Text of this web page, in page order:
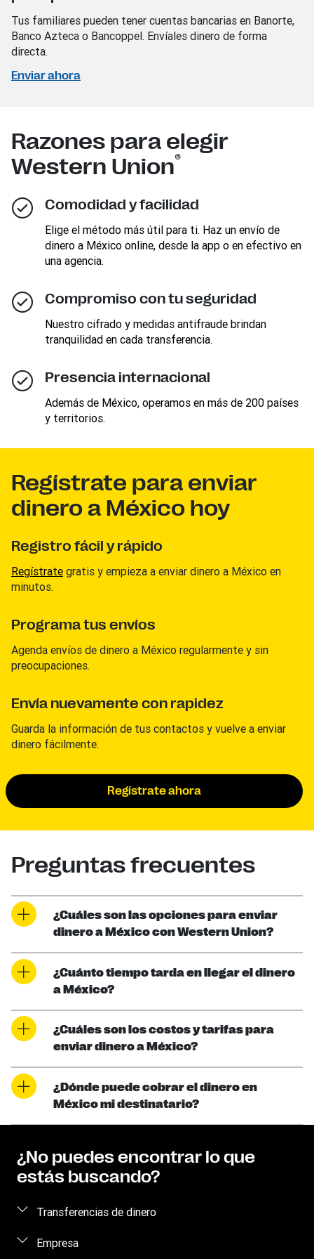
Tus familiares pueden tener cuentas bancarias en Banorte,
Banco Azteca o Bancoppel. Envíales dinero de forma
directa.
Enviar ahora
Razones para elegir
Western Union®
Comodidad y facilidad
Elige el método más útil para ti. Haz un envío de
dinero a México online, desde la app o en efectivo en
una agencia.
Compromiso con tu seguridad
Nuestro cifrado y medidas antifraude brindan
tranquilidad en cada transferencia.
Presencia internacional
Además de México, operamos en más de 200 países
y territorios.
Regístrate para enviar
dinero a México hoy
Registro fácil y rápido
Regístrate gratis y empieza a enviar dinero a México en
minutos.
Programa tus envíos
Agenda envíos de dinero a México regularmente y sin
preocupaciones.
Envía nuevamente con rapidez
Guarda la información de tus contactos y vuelve a enviar
dinero fácilmente.
Regístrate ahora
Preguntas frecuentes
¿Cuáles son las opciones para enviar
dinero a México con Western Union?
¿Cuánto tiempo tarda en llegar el dinero
a México?
¿Cuáles son los costos y tarifas para
enviar dinero a México?
¿Dónde puede cobrar el dinero en
México mi destinatario?
¿No puedes encontrar lo que
estás buscando?
Transferencias de dinero
Enviar dinero
Empresa